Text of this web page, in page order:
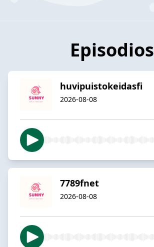
Episodios
huvipuistokeidasfi
2026-08-08
7789fnet
2026-08-08